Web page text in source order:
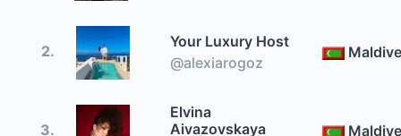
2.
Your Luxury Host
@alexiarogoz
3.
Elvina
Aivazovskaya